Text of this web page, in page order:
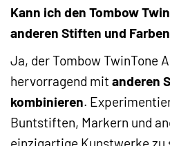
Kann ich den Tombow
anderen Stiften und
Ja, der Tombow TwinTone
hervorragend mit anderen
kombinieren.
Buntstiften, Markern und
einzigartige Kunstwerke